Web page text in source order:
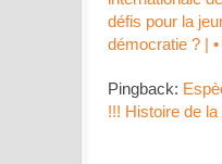
défis pour la
démocratie ? |
Pingback:
!!! Histoire de